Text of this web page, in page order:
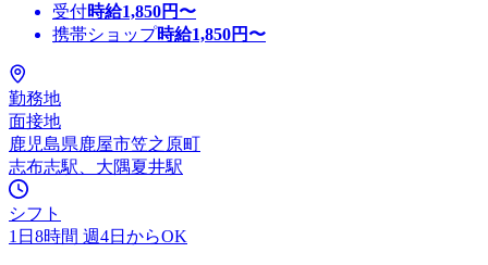
受付時給1,850円〜
携帯ショップ時給1,850円〜
勤務地
面接地
鹿児島県鹿屋市笠之原町
志布志駅、大隅夏井駅
シフト
1日8時間 週4日からOK